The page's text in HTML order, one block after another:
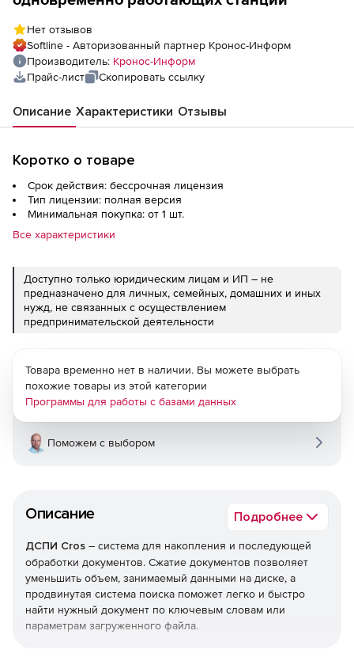
Нет отзывов
Softline - Авторизованный партнер Кронос-Информ
Производитель: Кронос-Информ
Прайс-лист
Скопировать ссылку
Описание Характеристики Отзывы
Коротко о товаре
Срок действия: бессрочная лицензия
Тип лицензии: полная версия
Минимальная покупка: от 1 шт.
Все характеристики
Доступно только юридическим лицам и ИП – не
предназначено для личных, семейных, домашних и иных
нужд, не связанных с осуществлением
предпринимательской деятельности
Описание Подробнее
ДСПИ Cros – система для накопления и последующей
обработки документов. Сжатие документов позволяет
уменьшить объем, занимаемый данными на диске, а
продвинутая система поиска поможет легко и быстро
найти нужный документ по ключевым словам или
параметрам загруженного файла.
Товара временно нет в наличии. Вы можете выбрать
похожие товары из этой категории
Программы для работы с базами данных
Поможем с выбором